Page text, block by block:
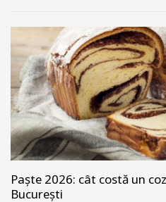
Paște 2026: cât costă un
București